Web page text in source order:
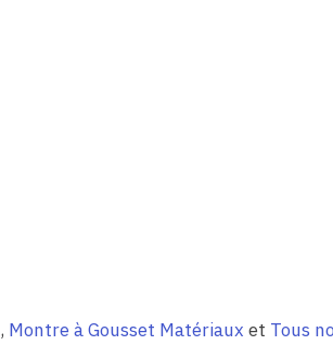
, Montre à Gousset Matériaux et Tous